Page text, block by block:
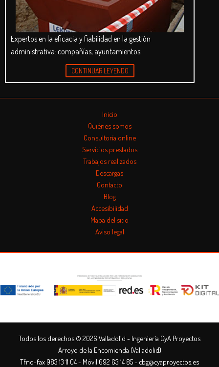
Expertos en la eficacia y fiabilidad en la gestión
administrativa: compañías, ayuntamientos.
CONTINUAR LEYENDO
Inicio
Quiénes somos
Consultoría online
Servicios prestados
Trabajos realizados
Descargas
Contacto
Blog
Accesibilidad
Mapa del sitio
Aviso legal
Todos los derechos © 2026 Valladolid - Ingeniería CyA Proyectos
Arroyo de la Encomienda (Valladolid)
Tfno-fax 983 13 11 04- Móvil 692 63 14 85- cbg@cyaproyectos.es